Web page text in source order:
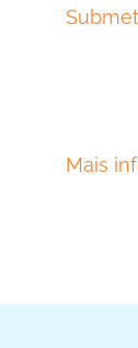
Mais